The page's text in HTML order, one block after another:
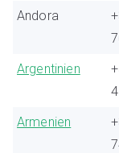
Andora
Argentinien
4
Armenien